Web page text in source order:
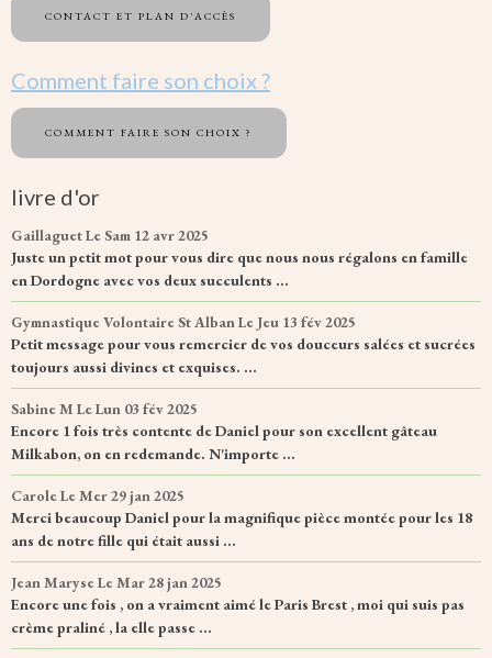
CONTACT ET PLAN D'ACCÈS
Comment faire son choix ?
COMMENT FAIRE SON CHOIX ?
livre d'or
GaillaguetLe Sam 12 avr 2025
Juste un petit mot pour vous dire que nous nous régalons en famille
en Dordogne avec vos deux succulents ...
Gymnastique Volontaire St AlbanLe Jeu 13 fév 2025
Petit message pour vous remercier de vos douceurs salées et sucrées
toujours aussi divines et exquises. ...
Sabine M Le Lun 03 fév 2025
Encore 1 fois très contente de Daniel pour son excellent gâteau
Milkabon, on en redemande. N'importe ...
CaroleLe Mer 29 jan 2025
Merci beaucoup Daniel pour la magnifique pièce montée pour les 18
ans de notre fille qui était aussi ...
Jean MaryseLe Mar 28 jan 2025
Encore une fois , on a vraiment aimé le Paris Brest , moi qui suis pas
crème praliné , la elle passe ...